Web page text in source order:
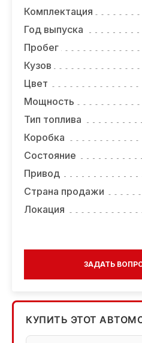
ОТЗЫВЫ
ВАКАНСИИ
О КОМПАНИИ
КОНТАКТЫ
Комплектация
Год выпуска
Пробег
Кузов
Цвет
Мощность
Тип топлива
Коробка
Состояние
Привод
Страна продажи
Локация
ЗАДАТЬ
КУПИТЬ ЭТОТ